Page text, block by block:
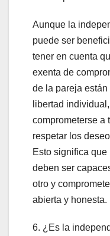
Aunque la
puede ser
tener en cuenta
exenta de
de la pareja
libertad
comprometerse a
respetar los
Esto significa
deben ser
otro y
abierta y honesta.
6. ¿Es la